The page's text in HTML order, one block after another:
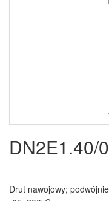
DN2E1.40/
Drut nawojowy;